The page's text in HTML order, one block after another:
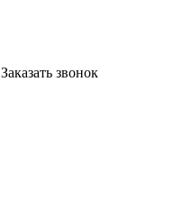
Заказать звонок